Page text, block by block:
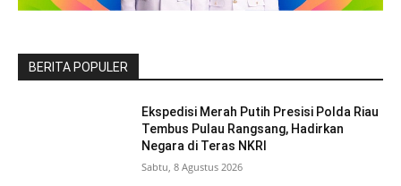
BERITA POPULER
Ekspedisi Merah Putih Presisi Polda Riau
Tembus Pulau Rangsang, Hadirkan
Negara di Teras NKRI
Sabtu, 8 Agustus 2026